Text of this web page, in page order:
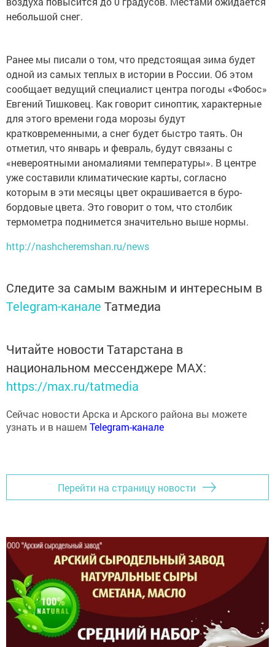
небольшой снег.
Ранее мы писали о том, что предстоящая зима будет
одной из самых теплых в истории в России. Об этом
сообщает ведущий специалист центра погоды «Фобос»
Евгений Тишковец. Как говорит синоптик, характерные
для этого времени года морозы будут
кратковременными, а снег будет быстро таять. Он
отметил, что январь и февраль, будут связаны с
«невероятными аномалиями температуры». В центре
уже составили климатические карты, согласно
которым в эти месяцы цвет окрашивается в буро-
бордовые цвета. Это говорит о том, что столбик
термометра поднимется значительно выше нормы.
http://nashcheremshan.ru/news
Следите за самым важным и интересным в
Telegram-канале Татмедиа
Читайте новости Татарстана в
национальном мессенджере MАХ:
https://max.ru/tatmedia
Сейчас новости Арска и Арского района вы можете
узнать и в нашемTelegram-канале
Перейти на страницу новости